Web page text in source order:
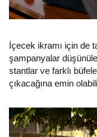
İçecek ikramı için de
şampanyalar
stantlar ve farklı
çıkacağına emin